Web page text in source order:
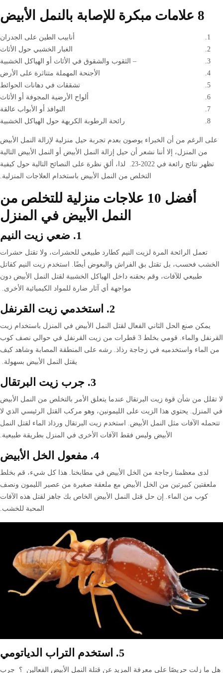
8 علامات مبكرة للإصابة بالنمل الأبيض
أنابيب الطين على الجدران
الغبار الخشبي حول الأثاث
– الثقوب والشقوق في الأثاث أو الهياكل الخشبية
الأجنحة المهملة متناثرة على الأرض
تشققات في دهانات الحوائط
ألواح الأرضية المجوفة أو الأثاث
النوافذ أو الأبواب عالقة
رائحة الرطوبة الكريهة حول الهياكل الخشبية
على الرغم من أن الخبراء يوصون بعدم تجربة حيل منزلية لإزالة النمل الأبيض
من المنزل، إلا أننا نشعر أن حيل إزالة النمل الأبيض أو النمل الأبيض التالية
تظهر نتائج رائعة في 2022-23. لذا، ألقِ نظرة على النصائح التالية حول كيفية
التخلص من النمل الأبيض باستخدام العلاجات المنزلية.
أفضل 10 علاجات منزلية للتخلص من
النمل الأبيض في المنزل
1. ضعي زيت النيم
تعمل الرائحة المرة لزيت النيم كطارد طبيعي للحشرات، ولا تقتل حشرات
الخشب فحسب، بل تقتل بق الفراش والبعوض أيضًا. استخدم زيت النيم كقاتل
طبيعي للآفات، وقم بحقنه داخل الهياكل الخشبية لقتل النمل الأبيض دون
مواجهة أي آثار ضارة للمواد الكيميائية الأخرى.
2. استخدمي زيت القرنفل
يمكن صنع الحل الثاني الفعال لقتل النمل الأبيض في المنزل باستخدام زيت
القرنفل والماء. قومي بخلط 3 قطرات من زيت القرنفل في حوالي نصف كوب
من الماء واستخدميه في زجاجة رذاذ. رشه على المنطقة المصابة وشاهد كيف
يقتل النمل الأبيض بسهولة.
3. جرب زيت البرتقال
لا تقلل من شأن قوة زيت البرتقال عندما يتعلق الأمر بالتخلص من النمل الأبيض
في المنزل. يحتوي هذا الزيت على الليمونين، وهو مركب القتل الرئيسي الذي لا
تتحمله الآفات مثل النمل الأبيض. استخدم زيت البرتقال ورذاذ الماء لقتل النمل
الأبيض وليس فقط الآفات الأخرى في المنزل بطريقة طبيعية.
4. مفعول الخل الأبيض
لدى معظمنا زجاجة من الخل الأبيض في مطابخنا. هذا كل شيء، قم بخلط
ملعقتين كبيرتين من الخل الأبيض مع ملعقة صغيرة من عصير الليمون ونصف
كوب من الماء. إن حل قتل النمل الأبيض الخاص بك جاهز لقتل هذه الآفات
المحبة للخشب.
5. استخدم التراب الدياتومي
هل ما زلت حريصًا على معرفة المزيد عن قتلة النمل الأبيض الفعالين ؟ جرب